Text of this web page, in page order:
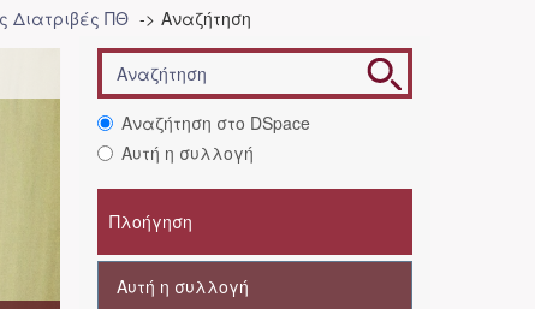
Διατριβές ΠΘ Αναζήτηση
Αναζήτηση στο DSpace
Αυτή η συλλογή
Πλοήγηση
Αυτή η συλλογή